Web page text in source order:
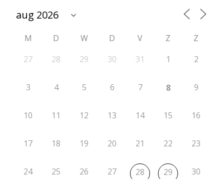
t
i
i
o
M D W D V Z
Z
27
28 29 30 31 1 2
3 4 5 6 7 8 9
10 11 12 13 14 15 16
17 18 19 20 21 22 23
24 25 26 27 28 29 30